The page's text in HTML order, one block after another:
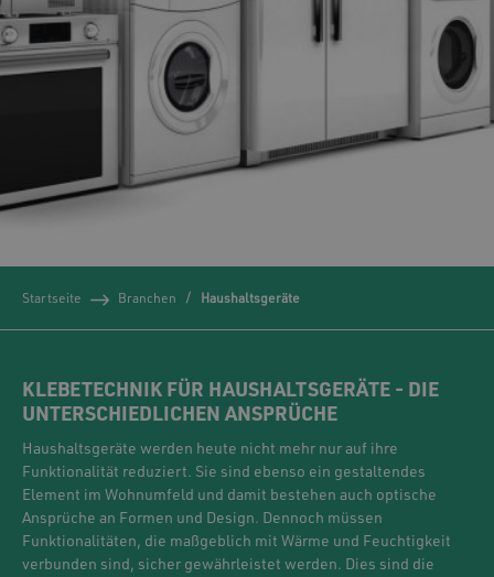
Startseite Branchen Haushaltsgeräte
KLEBETECHNIK FÜR HAUSHALTSGERÄTE - DIE
UNTERSCHIEDLICHEN ANSPRÜCHE
Haushaltsgeräte werden heute nicht mehr nur auf ihre
Funktionalität reduziert. Sie sind ebenso ein gestaltendes
Element im Wohnumfeld und damit bestehen auch optische
Ansprüche an Formen und Design. Dennoch müssen
Funktionalitäten, die maßgeblich mit Wärme und Feuchtigkeit
verbunden sind, sicher gewährleistet werden. Dies sind die